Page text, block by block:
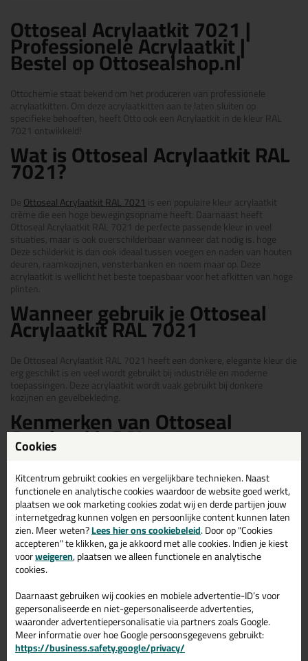
Ottoseal Acrylaatkit 7021 |
Professionele Acrylaatkit |
Bestel op Ottosealshop.nl
Ottochemie staat bekend om het produceren van professionele
acrylaatkitten. Om deze acrylaatkitten aan te laten sluiten op
specifieke behoeften, heeft Otto ook een Acrylaatkit in de kleur RAL
7021 ontwikkeld!
Wat is Ottoseal Acrylaatkit RAL
7021?
DeOttoseal Acrylaatkit RAL 7021is een populaire kleur acrylaatkit
crème die een hoge bewegingsopname heeft. Daarnaast heeft
Ottoseal Acrylaatkit RAL 7021 de perfecte passende kleur in veel
situaties, maar is ook overschilderbaar wanneer dat nodig is. hoge
Deze schilderkit is dan ook ideaal tussen voegen en naden van houten
deuren, raamkozijnen, vensterbanken en noem maar op. Deze
acrylaatkit is wellicht het beste toepasbaar voor het afkitten van hoge
plinten.
Wanneer gebruik je Ottoseal
Acrylaatkit RAL 7021
De Ottoseal Acrylaatkit RAL 7021 heeft een donkere, elegante kleur die
erg geschikt is en veel wordt gebruikt bij industriële en moderne
toepassingen. Deze acrylaatkit wordt vaak gebruikt bij donkere
kozijnen en gevelbekleding.
Kenmerken van Ottoseal
Acrylaatkit RAL 7021
typerende eigenschappen zoals:
Een huidvormingstijd van slechts één uur
Wordt niet bros
Reukloos
Siliconenvrij
Overschilderbaar
Goede UV-bestendigheid
Geurarm
Hoe gebruik je Ottoseal
Acrylaatkit RAL 7021
Voorbereiding:Maak de ondergrond schoon, droog en vetvrij. Reinig
Cookies
Kitcentrum gebruikt cookies en vergelijkbare technieken. Naast
functionele en analytische cookies waardoor de website goed werkt,
plaatsen we ook marketing cookies zodat wij en derde partijen jouw
internetgedrag kunnen volgen en persoonlijke content kunnen laten
zien. Meer weten?Lees hier ons cookiebeleid. Door op "Cookies
accepteren" te klikken, ga je akkoord met alle cookies. Indien je kiest
voorweigeren, plaatsen we alleen functionele en analytische
cookies.
Daarnaast gebruiken wij cookies en mobiele advertentie-ID’s voor
gepersonaliseerde en niet-gepersonaliseerde advertenties,
waaronder advertentiepersonalisatie via partners zoals Google.
Meer informatie over hoe Google persoonsgegevens gebruikt:
https://business.safety.google/privacy/